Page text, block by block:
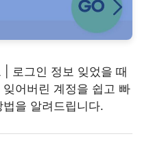
로그인 정보 잊었을 때
어버린 계정을 쉽고 빠
을 알려드립니다.